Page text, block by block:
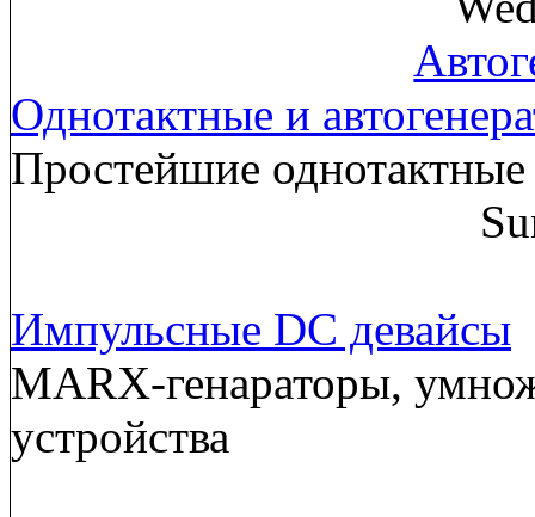
Однотактные и
Простейшие
Импульсные DC девайсы
MARX-генараторы,
устройства